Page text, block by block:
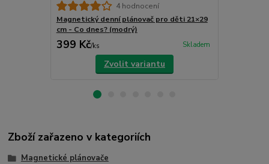
4 hodnocení
Magnetický denní plánovač pro děti 21×29
cm - Co dnes? (modrý)
399 Kč/ks Skladem
Zvolit variantu
Zboží zařazeno v kategoriích
Magnetické plánovače